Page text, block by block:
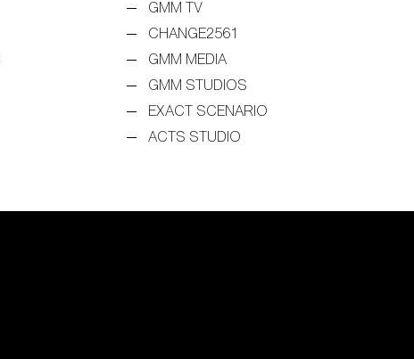
GMM TV
CHANGE2561
GMM MEDIA
GMM STUDIOS
EXACT SCENARIO
ACTS STUDIO